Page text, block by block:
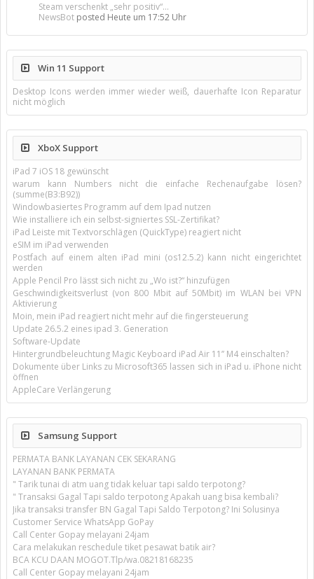
Steam verschenkt „sehr positiv“...
NewsBot posted Heute um 17:52 Uhr
Win 11 Support
Desktop Icons werden immer wieder weiß, dauerhafte Icon Reparatur
nicht möglich
XboX Support
iPad 7 iOS 18 gewünscht
warum kann Numbers nicht die einfache Rechenaufgabe lösen?
(summe(B3:B92))
Windowbasiertes Programm auf dem Ipad nutzen
Wie installiere ich ein selbst-signiertes SSL-Zertifikat?
iPad Leiste mit Textvorschlägen (QuickType) reagiert nicht
eSIM im iPad verwenden
Postfach auf einem alten iPad mini (os12.5.2) kann nicht eingerichtet
werden
Apple Pencil Pro lässt sich nicht zu „Wo ist?“ hinzufügen
Geschwindigkeitsverlust (von 800 Mbit auf 50Mbit) im WLAN bei VPN
Aktivierung
Moin, mein iPad reagiert nicht mehr auf die fingersteuerung
Update 26.5.2 eines ipad 3. Generation
Software-Update
Hintergrundbeleuchtung Magic Keyboard iPad Air 11’’ M4 einschalten?
Dokumente über Links zu Microsoft365 lassen sich in iPad u. iPhone nicht
öffnen
AppleCare Verlängerung
Samsung Support
PERMATA BANK LAYANAN CEK SEKARANG
LAYANAN BANK PERMATA
" Tarik tunai di atm uang tidak keluar tapi saldo terpotong?
" Transaksi Gagal Tapi saldo terpotong Apakah uang bisa kembali?
Jika transaksi transfer BN Gagal Tapi Saldo Terpotong? Ini Solusinya
Customer Service WhatsApp GoPay
Call Center Gopay melayani 24jam
Cara melakukan reschedule tiket pesawat batik air?
BCA KCU DAAN MOGOT.Tlp/wa.08218168235
Call Center Gopay melayani 24jam